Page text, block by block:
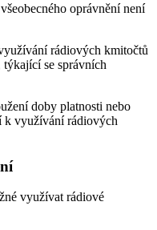
oprávnění není
rádiových kmitočtů
týkající se správních
doby platnosti nebo
k využívání rádiových
využívat rádiové